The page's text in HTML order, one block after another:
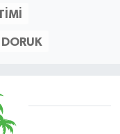
DORUK